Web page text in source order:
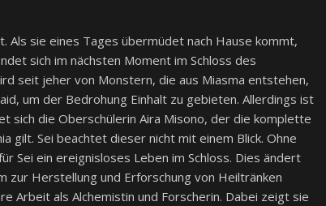
Als sie eines Tages übermüdet nach Hause kommt,
sich im nächsten Moment im Schloss des
seit jeher von Monstern, die aus Miasma entstehen,
um der Bedrohung Einhalt zu gebieten. Allerdings ist
sich die Oberschülerin Aira Misono, der die komplette
gilt. Sei beachtet dieser nicht mit einem Blick. Ohne
Sei ein ereignisloses Leben im Schloss. Dies ändert
zur Herstellung und Erforschung von Heiltränken
Arbeit als Alchemistin und Forscherin. Dabei zeigt sie